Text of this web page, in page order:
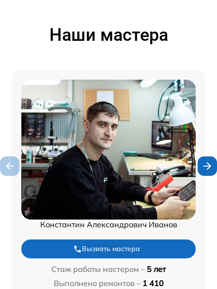
Наши мастера
Константин Александрович Иванов
Вызвать мастера
Стаж работы мастером – 5 лет
Выполнено ремонтов – 1 410